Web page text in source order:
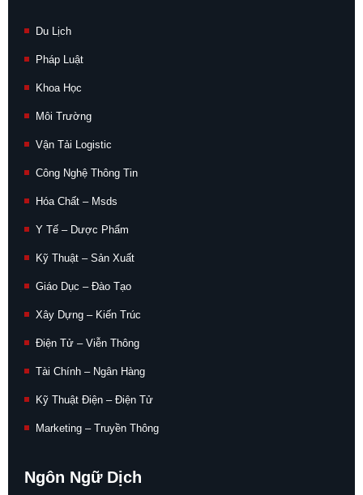
Du Lịch
Pháp Luật
Khoa Học
Môi Trường
Vận Tải Logistic
Công Nghệ Thông Tin
Hóa Chất – Msds
Y Tế – Dược Phẩm
Kỹ Thuật – Sản Xuất
Giáo Dục – Đào Tạo
Xây Dựng – Kiến Trúc
Điện Tử – Viễn Thông
Tài Chính – Ngân Hàng
Kỹ Thuật Điện – Điện Tử
Marketing – Truyền Thông
Ngôn Ngữ Dịch